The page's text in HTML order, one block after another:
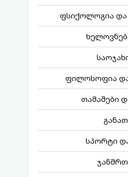
ფსიქოლოგია
ფილოსოფია
თამაშები
სპორტი